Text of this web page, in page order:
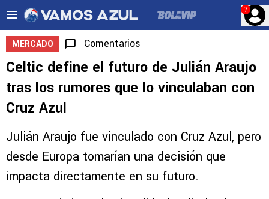
?
MERCADO Comentarios
Celtic define el futuro de Julián Araujo
tras los rumores que lo vinculaban con
Cruz Azul
Julián Araujo fue vinculado con Cruz Azul, pero
desde Europa tomarían una decisión que
impacta directamente en su futuro.